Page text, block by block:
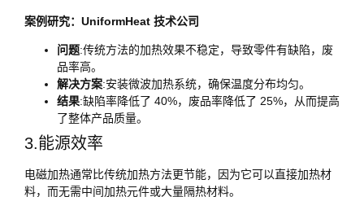
案例研究：UniformHeat 技术公司
问题:传统方法的加热效果不稳定，导致零件有缺陷，废
品率高。
解决方案:安装微波加热系统，确保温度分布均匀。
结果:缺陷率降低了 40%，废品率降低了 25%，从而提高
了整体产品质量。
3.能源效率
电磁加热通常比传统加热方法更节能，因为它可以直接加热材
料，而无需中间加热元件或大量隔热材料。